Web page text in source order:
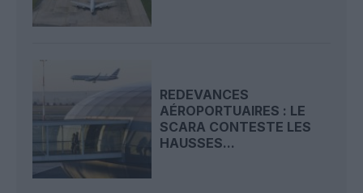
REDEVANCES
AÉROPORTUAIRES : LE
SCARA CONTESTE LES
HAUSSES...